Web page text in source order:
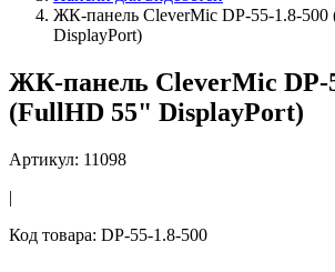
ЖК-панель CleverMic DP-55-1.8-500
DisplayPort)
ЖК-панель CleverMic DP-
(FullHD 55" DisplayPort)
Артикул: 11098
|
Код товара: DP-55-1.8-500